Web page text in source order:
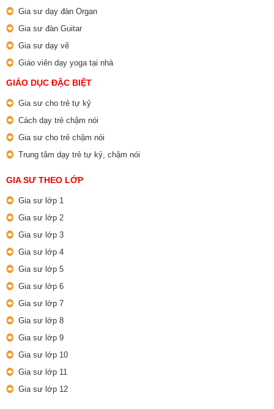
Gia sư dạy đàn Organ
Gia sư đàn Guitar
Gia sư dạy vẽ
Giáo viên dạy yoga tại nhà
GIÁO DỤC ĐẶC BIỆT
Gia sư cho trẻ tự kỷ
Cách dạy trẻ chậm nói
Gia sư cho trẻ chậm nói
Trung tâm dạy trẻ tự kỷ, chậm nói
GIA SƯ THEO LỚP
Gia sư lớp 1
Gia sư lớp 2
Gia sư lớp 3
Gia sư lớp 4
Gia sư lớp 5
Gia sư lớp 6
Gia sư lớp 7
Gia sư lớp 8
Gia sư lớp 9
Gia sư lớp 10
Gia sư lớp 11
Gia sư lớp 12